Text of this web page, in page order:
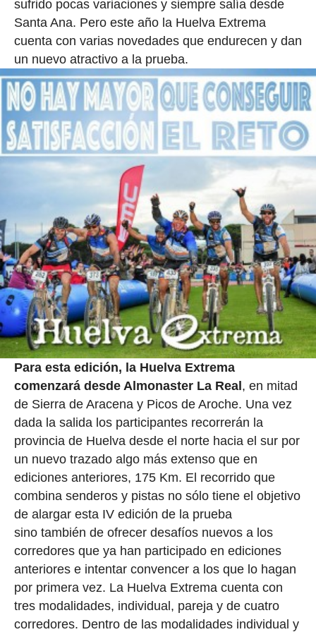
sufrido pocas variaciones y siempre salía desde
Santa Ana. Pero este año la Huelva Extrema
cuenta con varias novedades que endurecen y dan
un nuevo atractivo a la prueba.
Para esta edición, la Huelva Extrema
comenzará desde Almonaster La Real, en mitad
de Sierra de Aracena y Picos de Aroche. Una vez
dada la salida los participantes recorrerán la
provincia de Huelva desde el norte hacia el sur por
un nuevo trazado algo más extenso que en
ediciones anteriores, 175 Km. El recorrido que
combina senderos y pistas no sólo tiene el objetivo
de alargar esta IV edición de la prueba
sino también de ofrecer desafíos nuevos a los
corredores que ya han participado en ediciones
anteriores e intentar convencer a los que lo hagan
por primera vez. La Huelva Extrema cuenta con
tres modalidades, individual, pareja y de cuatro
corredores. Dentro de las modalidades individual y